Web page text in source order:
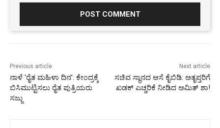
Previous article
ನಾಳೆ ‘ರೈತ ಮಹಿಳಾ ದಿನ’: ಕೇಂದ್ರಕ್ಕೆ
ಬಿಸಿಮುಟ್ಟಿಸಲು ರೈತ ಪುತ್ರಿಯರು
ಸಜ್ಜು
Next article
ಸಚಿವ ಸ್ಥಾನದ ಆಸೆ ಕೈಬಿಡಿ: ಅತೃಪ್ತರಿಗೆ
ಖಡಕ್ ಎಚ್ಚರಿಕೆ ನೀಡಿದ ಅಮಿತ್ ಶಾ!